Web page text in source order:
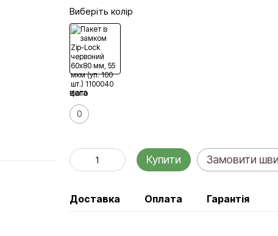
Виберіть колір
вага
0
Купити Замовити
Доставка Оплата Гарантія